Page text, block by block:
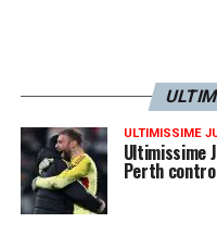
I numeri
svuotamento.
cioè proprio
con la Champions
risale: il calo si
ULTIMISSIME
Ultimissime
Perth